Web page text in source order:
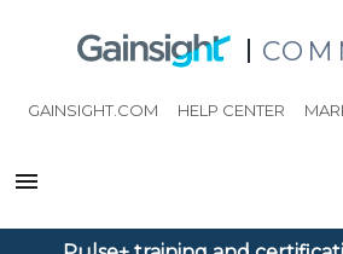
GAINSIGHT.COM HELP CENTER